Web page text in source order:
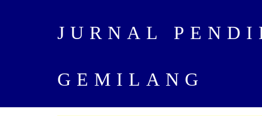
JURNAL
GEMILANG